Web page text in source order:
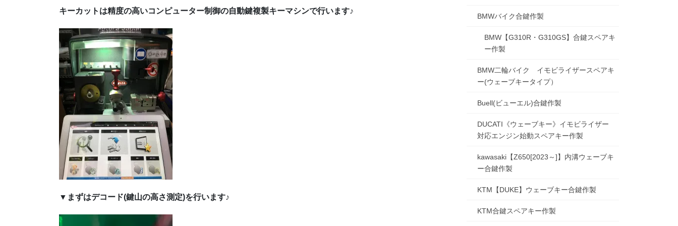
キーカットは精度の高いコンピューター制御の自動鍵複製キーマシンで行います♪
▼まずはデコード(鍵山の高さ測定)を行います♪
BMWバイク合鍵作製
BMW【G310R・G310GS】合鍵スペアキ
ー作製
BMW二輪バイク イモビライザースペアキ
ー(ウェーブキータイプ）
Buell(ビューエル)合鍵作製
DUCATI《ウェーブキー》イモビライザー
対応エンジン始動スペアキー作製
kawasaki【Z650[2023～]】内溝ウェーブキ
ー合鍵作製
KTM【DUKE】ウェーブキー合鍵作製
KTM合鍵スペアキー作製